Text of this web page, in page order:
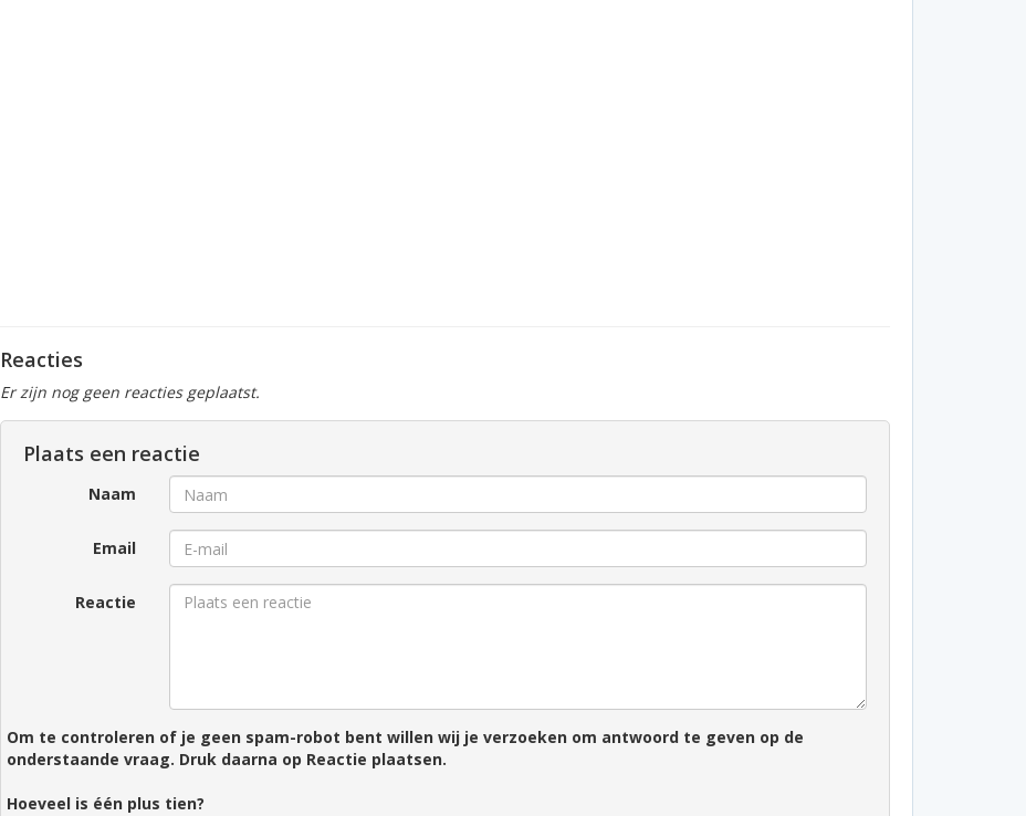
Reacties
Er zijn nog geen reacties geplaatst.
Plaats een reactie
Naam
Email
Reactie
Om te controleren of je geen spam-robot bent willen wij je verzoeken om antwoord te geven op de
onderstaande vraag. Druk daarna op Reactie plaatsen.
Hoeveel is één plus tien?